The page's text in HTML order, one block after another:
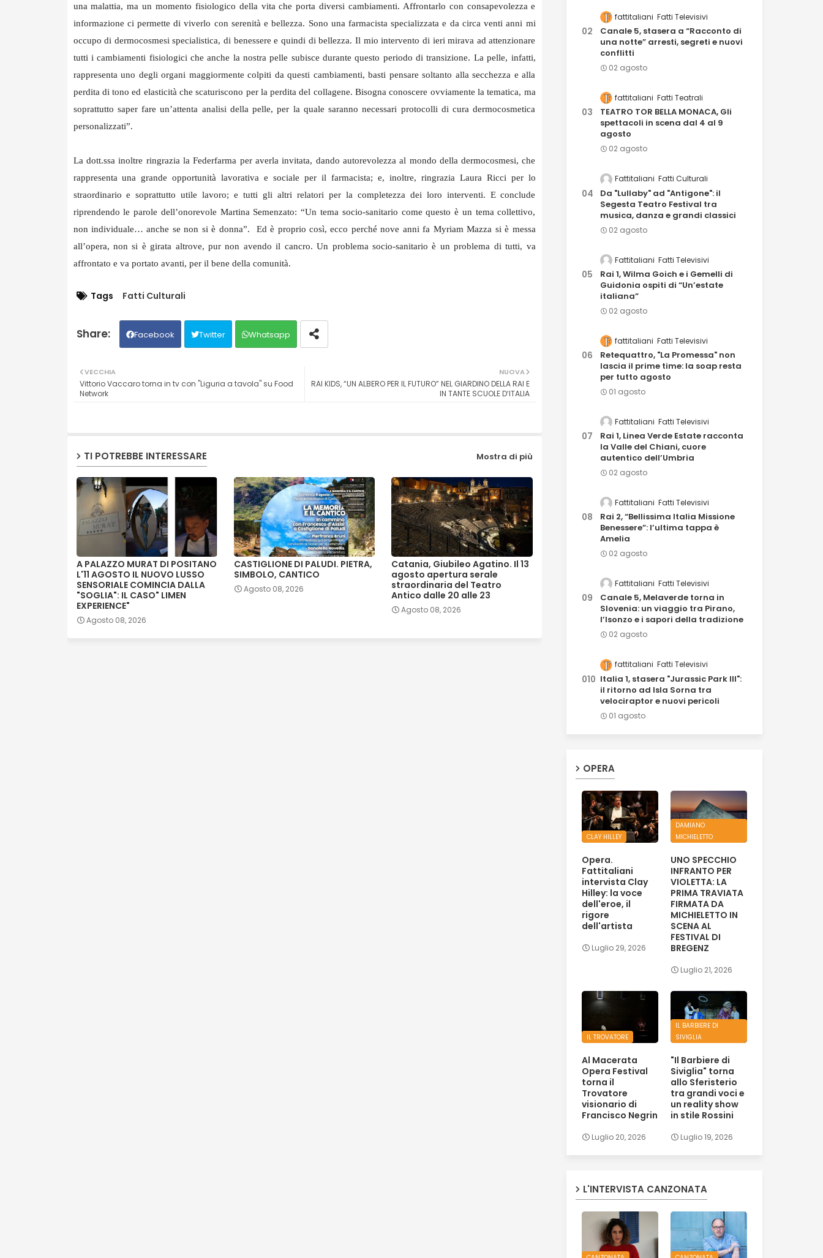
una malattia, ma un momento fisiologico della vita che porta diversi cambiamenti. Affrontarlo con consapevolezza e
informazione ci permette di viverlo con serenità e bellezza. Sono una farmacista specializzata e da circa venti anni mi
occupo di dermocosmesi specialistica, di benessere e quindi di bellezza. Il mio intervento di ieri mirava ad attenzionare
tutti i cambiamenti fisiologici che anche la nostra pelle subisce durante questo periodo di transizione. La pelle, infatti,
rappresenta uno degli organi maggiormente colpiti da questi cambiamenti, basti pensare soltanto alla secchezza e alla
perdita di tono ed elasticità che scaturiscono per la perdita del collagene. Bisogna conoscere ovviamente la tematica, ma
soprattutto saper fare un’attenta analisi della pelle, per la quale saranno necessari protocolli di cura dermocosmetica
personalizzati”.
La dott.ssa inoltre ringrazia la Federfarma per averla invitata, dando autorevolezza al mondo della dermocosmesi, che
rappresenta una grande opportunità lavorativa e sociale per il farmacista; e, inoltre, ringrazia Laura Ricci per lo
straordinario e soprattutto utile lavoro; e tutti gli altri relatori per la completezza dei loro interventi. E conclude
riprendendo le parole dell’onorevole Martina Semenzato: “Un tema socio-sanitario come questo è un tema collettivo,
non individuale… anche se non si è donna”. Ed è proprio così, ecco perché nove anni fa Myriam Mazza si è messa
all’opera, non si è girata altrove, pur non avendo il cancro. Un problema socio-sanitario è un problema di tutti, va
affrontato e va portato avanti, per il bene della comunità.
Tags Fatti Culturali
Facebook Twitter Whatsapp
NUOVA
RAI KIDS, “UN ALBERO PER IL FUTURO” NEL GIARDINO DELLA RAI E
IN TANTE SCUOLE D’ITALIA
VECCHIA
Vittorio Vaccaro torna in tv con "Liguria a tavola" su Food
Network
TI POTREBBE INTERESSARE Mostra di più
A PALAZZO MURAT DI POSITANO
L'11 AGOSTO IL NUOVO LUSSO
SENSORIALE COMINCIA DALLA
"SOGLIA": IL CASO" LIMEN
EXPERIENCE"
Agosto 08, 2026
CASTIGLIONE DI PALUDI. PIETRA,
SIMBOLO, CANTICO
Agosto 08, 2026
Catania, Giubileo Agatino. Il 13
agosto apertura serale
straordinaria del Teatro
Antico dalle 20 alle 23
Agosto 08, 2026
fattitaliani Fatti Televisivi
Canale 5, stasera a “Racconto di
una notte” arresti, segreti e nuovi
conflitti
02 agosto
fattitaliani Fatti Teatrali
TEATRO TOR BELLA MONACA, Gli
spettacoli in scena dal 4 al 9
agosto
02 agosto
Fattitaliani Fatti Culturali
Da "Lullaby" ad "Antigone": il
Segesta Teatro Festival tra
musica, danza e grandi classici
02 agosto
Fattitaliani Fatti Televisivi
Rai 1, Wilma Goich e i Gemelli di
Guidonia ospiti di “Un’estate
italiana”
02 agosto
fattitaliani Fatti Televisivi
Retequattro, "La Promessa" non
lascia il prime time: la soap resta
per tutto agosto
01 agosto
Fattitaliani Fatti Televisivi
Rai 1, Linea Verde Estate racconta
la Valle del Chiani, cuore
autentico dell’Umbria
02 agosto
Fattitaliani Fatti Televisivi
Rai 2, “Bellissima Italia Missione
Benessere”: l’ultima tappa è
Amelia
02 agosto
Fattitaliani Fatti Televisivi
Canale 5, Melaverde torna in
Slovenia: un viaggio tra Pirano,
l’Isonzo e i sapori della tradizione
02 agosto
fattitaliani Fatti Televisivi
Italia 1, stasera "Jurassic Park III":
il ritorno ad Isla Sorna tra
velociraptor e nuovi pericoli
01 agosto
OPERA
CLAY HILLEY
Opera.
Fattitaliani
intervista Clay
Hilley: la voce
dell'eroe, il
rigore
dell'artista
Luglio 29, 2026
DAMIANO
MICHIELETTO
UNO SPECCHIO
INFRANTO PER
VIOLETTA: LA
PRIMA TRAVIATA
FIRMATA DA
MICHIELETTO IN
SCENA AL
FESTIVAL DI
BREGENZ
Luglio 21, 2026
IL TROVATORE
Al Macerata
Opera Festival
torna il
Trovatore
visionario di
Francisco Negrin
Luglio 20, 2026
IL BARBIERE DI
SIVIGLIA
"Il Barbiere di
Siviglia" torna
allo Sferisterio
tra grandi voci e
un reality show
in stile Rossini
Luglio 19, 2026
L'INTERVISTA CANZONATA